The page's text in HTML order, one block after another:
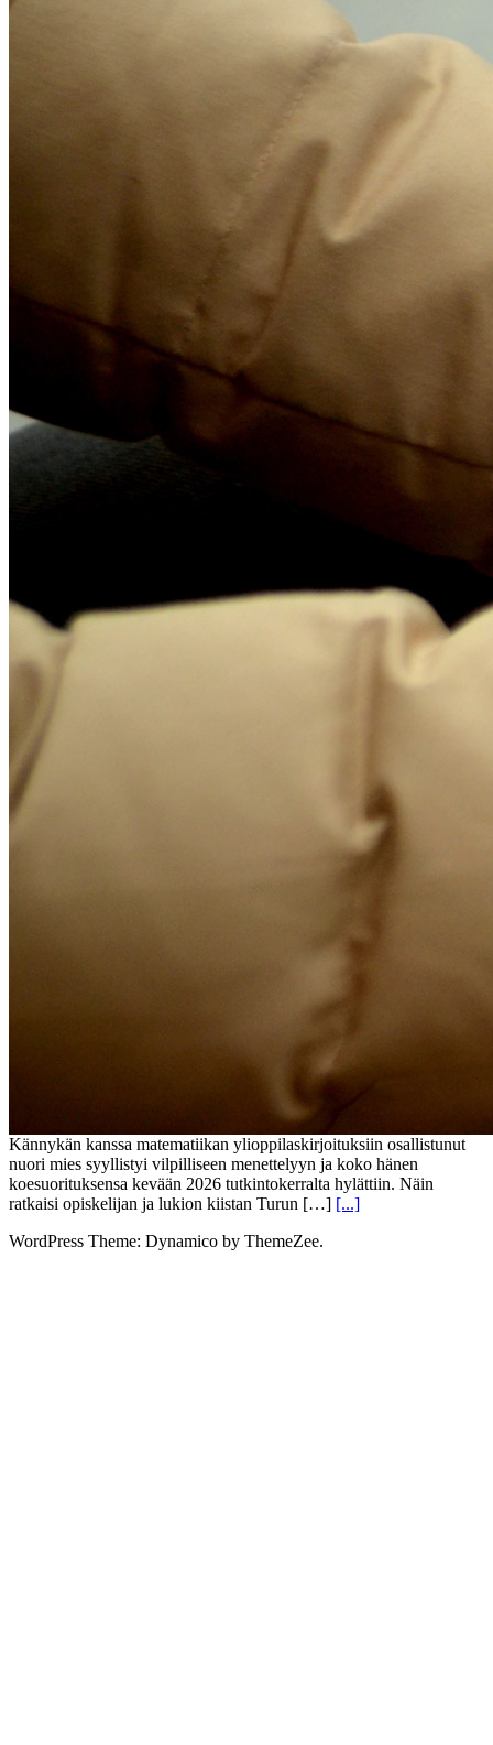
Kännykän kanssa matematiikan ylioppilaskirjoituksiin osallistunut
nuori mies syyllistyi vilpilliseen menettelyyn ja koko hänen
koesuorituksensa kevään 2026 tutkintokerralta hylättiin. Näin
ratkaisi opiskelijan ja lukion kiistan Turun […] [...]
WordPress Theme: Dynamico by ThemeZee.